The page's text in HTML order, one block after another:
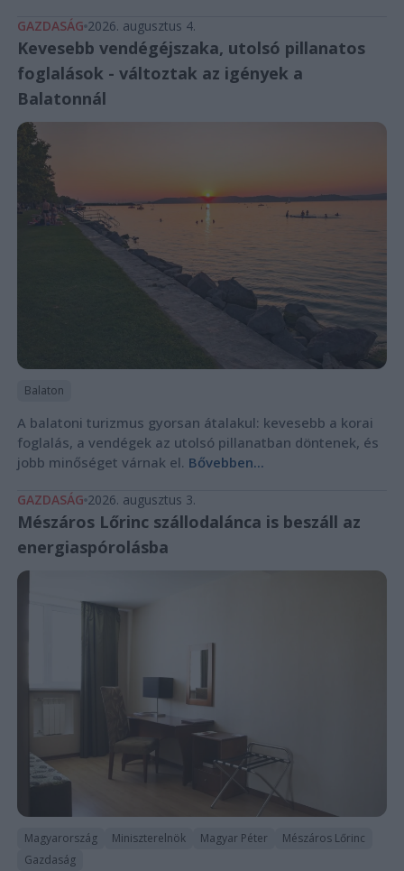
GAZDASÁG 2026. augusztus 4.
Kevesebb vendégéjszaka, utolsó pillanatos
foglalások - változtak az igények a
Balatonnál
Balaton
A balatoni turizmus gyorsan átalakul: kevesebb a korai
foglalás, a vendégek az utolsó pillanatban döntenek, és
jobb minőséget várnak el. Bővebben...
GAZDASÁG 2026. augusztus 3.
Mészáros Lőrinc szállodalánca is beszáll az
energiaspórolásba
Magyarország Miniszterelnök Magyar Péter
Mészáros Lőrinc
Gazdaság